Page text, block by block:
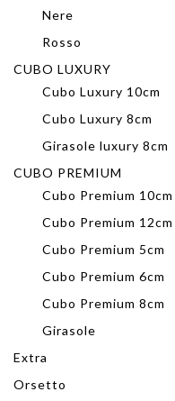
Nere
Rosso
CUBO LUXURY
Cubo Luxury 10cm
Cubo Luxury 8cm
Girasole luxury 8cm
CUBO PREMIUM
Cubo Premium 10cm
Cubo Premium 12cm
Cubo Premium 5cm
Cubo Premium 6cm
Cubo Premium 8cm
Girasole
Extra
Orsetto